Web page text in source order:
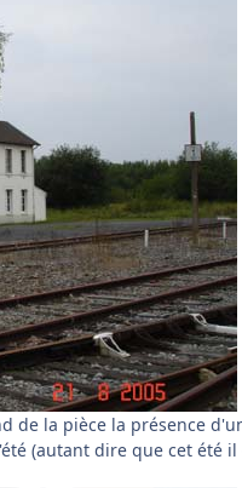
de la pièce la présence
(autant dire que cet été il